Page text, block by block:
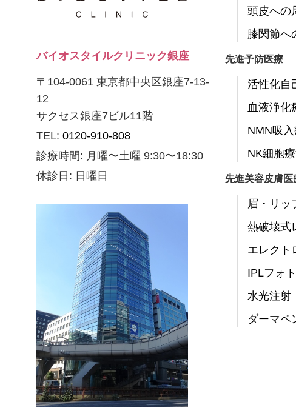
バイオスタイルクリニック銀座
〒104-0061 東京都中央区銀座7-13-
12
サクセス銀座7ビル11階
TEL: 0120-910-808
診療時間: 月曜〜土曜 9:30〜18:30
休診日: 日曜日
頭皮への
膝関節へ
先進予防医療
活性化自
血液浄化
NMN吸
NK細胞
先進美容皮膚医
眉・リッ
熱破壊式
エレクト
IPLフォ
水光注射
ダーマペ